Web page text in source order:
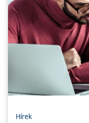
Hírek